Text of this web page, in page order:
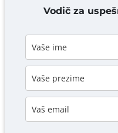
Vodič za